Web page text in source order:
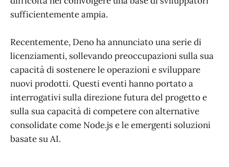
sufficientemente ampia.
Recentemente, Deno ha annunciato una serie di
licenziamenti, sollevando preoccupazioni sulla sua
capacità di sostenere le operazioni e sviluppare
nuovi prodotti. Questi eventi hanno portato a
interrogativi sulla direzione futura del progetto e
sulla sua capacità di competere con alternative
consolidate come Node.js e le emergenti soluzioni
basate su AI.